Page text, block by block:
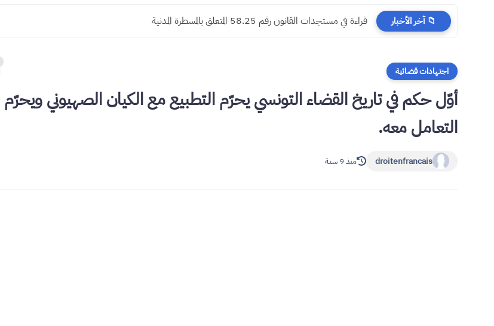
📁 آخر الأخبار مسجدات جرائم الشيك في قانون المسطرة المدنية الجديد
اجتهادات قضائية
أوّل حكم في تاريخ القضاء التونسي يحرّم التطبيع مع الكيان الصهيوني ويحرّم
التعامل معه.
droitenfrancais منذ 9 سنة